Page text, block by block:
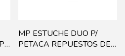
MP ESTUCHE DUO P/
PETACA REPUESTOS DE